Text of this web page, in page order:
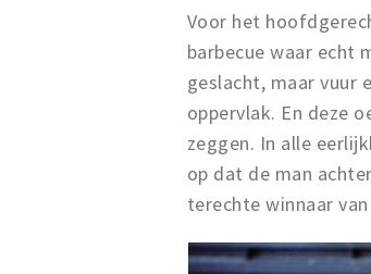
Voor het
barbecue waar echt
geslacht, maar vuur
oppervlak. En deze
zeggen. In alle
op dat de man
terechte winnaar